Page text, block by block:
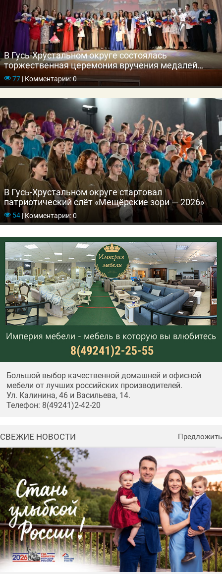
В Гусь-Хрустальном округе состоялась
торжественная церемония вручения медалей
выпускникам школ
77 |Комментарии: 0
В Гусь-Хрустальном округе стартовал
патриотический слёт «Мещёрские зори — 2026»
54 |Комментарии: 0
Большой выбор качественной домашней и офисной
мебели от лучших российских производителей.
Ул. Калинина, 46 и Васильева, 14.
Телефон: 8(49241)2-42-20
СВЕЖИЕ НОВОСТИ Предложить